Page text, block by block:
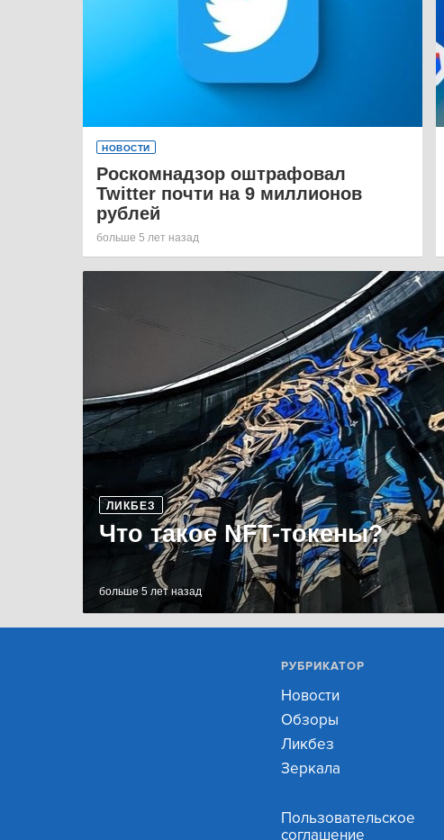
НОВОСТИ
Роскомнадзор оштрафовал
Twitter почти на 9 миллионов
рублей
больше 5 лет назад
ЛИКБЕЗ
Что такое NFT-токены?
больше 5 лет назад
РУБРИКАТОР
Новости
Обзоры
Ликбез
Зеркала
Пользовательское
соглашение